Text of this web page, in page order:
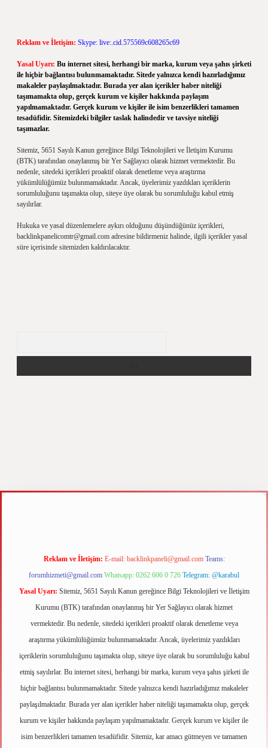
Reklam ve İletişim: Skype: live:.cid.575569c608265c69
Yasal Uyarı: Bu internet sitesi, herhangi bir marka, kurum veya şahıs şirketi
ile hiçbir bağlantısı bulunmamaktadır. Sitede yalnızca kendi hazırladığımız
makaleler paylaşılmaktadır. Burada yer alan içerikler haber niteliği
taşımamakta olup, gerçek kurum ve kişiler hakkında paylaşım
yapılmamaktadır. Gerçek kurum ve kişiler ile isim benzerlikleri tamamen
tesadüfidir. Sitemizdeki bilgiler taslak halindedir ve tavsiye niteliği
taşımazlar.
Sitemiz, 5651 Sayılı Kanun gereğince Bilgi Teknolojileri ve İletişim Kurumu
(BTK) tarafından onaylanmış bir Yer Sağlayıcı olarak hizmet vermektedir. Bu
nedenle, sitedeki içerikleri proaktif olarak denetleme veya araştırma
yükümlülüğümüz bulunmamaktadır. Ancak, üyelerimiz yazdıkları içeriklerin
sorumluluğunu taşımakta olup, siteye üye olarak bu sorumluluğu kabul etmiş
sayılırlar.
Hukuka ve yasal düzenlemelere aykırı olduğunu düşündüğünüz içerikleri,
backlinkpanelicomtr@gmail.com adresine bildirmeniz halinde, ilgili içerikler yasal
süre içerisinde sitemizden kaldırılacaktır.
m elexbet
Reklam ve İletişim: E-mail: backlinkpaneli@gmail.com Teams:
forumhizmeti@gmail.com Whatsapp: 0262 606 0 726 Telegram: @karabul
Yasal Uyarı: Sitemiz, 5651 Sayılı Kanun gereğince Bilgi Teknolojileri ve İletişim
Kurumu (BTK) tarafından onaylanmış bir Yer Sağlayıcı olarak hizmet
vermektedir. Bu nedenle, sitedeki içerikleri proaktif olarak denetleme veya
araştırma yükümlülüğümüz bulunmamaktadır. Ancak, üyelerimiz yazdıkları
içeriklerin sorumluluğunu taşımakta olup, siteye üye olarak bu sorumluluğu kabul
etmiş sayılırlar. Bu internet sitesi, herhangi bir marka, kurum veya şahıs şirketi ile
hiçbir bağlantısı bulunmamaktadır. Sitede yalnızca kendi hazırladığımız makaleler
paylaşılmaktadır. Burada yer alan içerikler haber niteliği taşımamakta olup, gerçek
kurum ve kişiler hakkında paylaşım yapılmamaktadır. Gerçek kurum ve kişiler ile
isim benzerlikleri tamamen tesadüfidir. Sitemiz, kar amacı gütmeyen ve tamamen